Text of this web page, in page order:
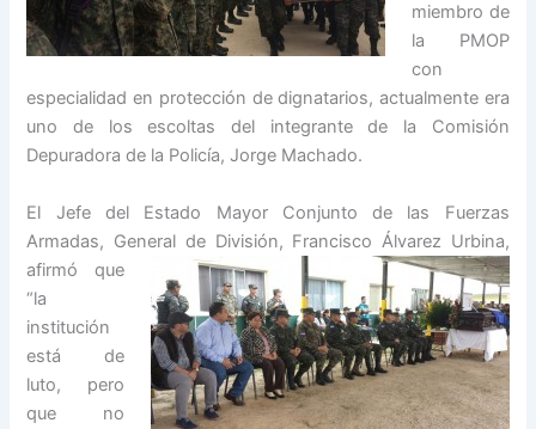
miembro de
la PMOP
con
especialidad en protección de dignatarios, actualmente era
uno de los escoltas del integrante de la Comisión
Depuradora de la Policía, Jorge Machado.
El Jefe del Estado Mayor Conjunto de las Fuerzas
Armadas, General de División, Francisco Álvarez Urbina,
afirmó que
“la
institución
está de
luto, pero
que no